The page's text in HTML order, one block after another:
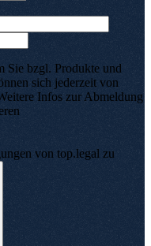
Sie bzgl. Produkte und
sich jederzeit von
Infos zur Abmeldung
von top.legal zu